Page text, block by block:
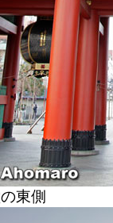
東側